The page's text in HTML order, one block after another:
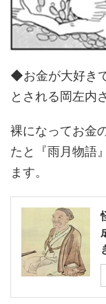
◆お金が大好き
とされる岡左内
裸になってお金
たと『雨月物語
ます。